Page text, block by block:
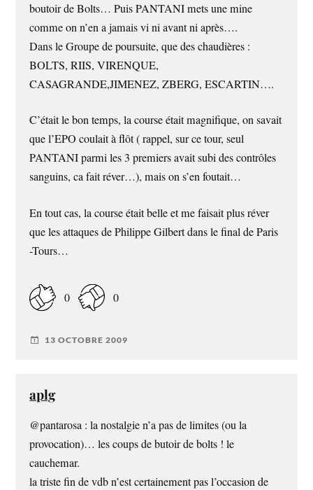
boutoir de Bolts… Puis PANTANI mets une mine
comme on n’en a jamais vi ni avant ni après….
Dans le Groupe de poursuite, que des chaudières :
BOLTS, RIIS, VIRENQUE,
CASAGRANDE,JIMENEZ, ZBERG, ESCARTIN….
C’était le bon temps, la course était magnifique, on savait
que l’EPO coulait à flôt ( rappel, sur ce tour, seul
PANTANI parmi les 3 premiers avait subi des contrôles
sanguins, ca fait réver…), mais on s’en foutait…
En tout cas, la course était belle et me faisait plus réver
que les attaques de Philippe Gilbert dans le final de Paris
-Tours…
0 0
13 OCTOBRE 2009
aplg
@pantarosa : la nostalgie n’a pas de limites (ou la
provocation)… les coups de butoir de bolts ! le
cauchemar.
la triste fin de vdb n’est certainement pas l’occasion de